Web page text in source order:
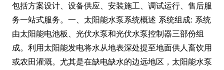
包括方案设计、设备供应、安装施工、调试运行、售后服
务一站式服务。一、太阳能水泵系统概述 系统组成: 系统
由太阳能电池板、光伏水泵和光伏水泵控制器三部份组
成。利用太阳能发电将水从地表深处提至地面供人畜饮用
或农田灌溉。尤其是在缺电缺水的边远地区，太阳能水泵